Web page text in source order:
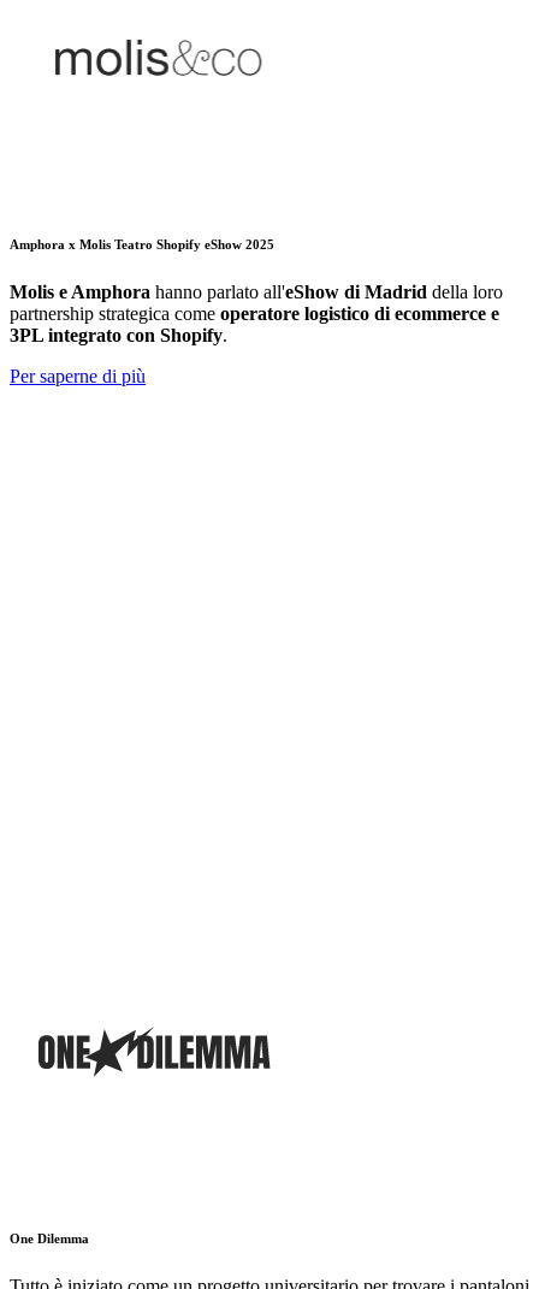
Amphora x Molis Teatro Shopify eShow 2025
Molis e Amphora hanno parlato all'eShow di Madrid della loro
partnership strategica come operatore logistico di ecommerce e
3PL integrato con Shopify.
Per saperne di più
One Dilemma